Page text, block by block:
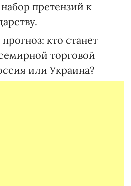
претензий к
кто станет
торговой
или Украина?